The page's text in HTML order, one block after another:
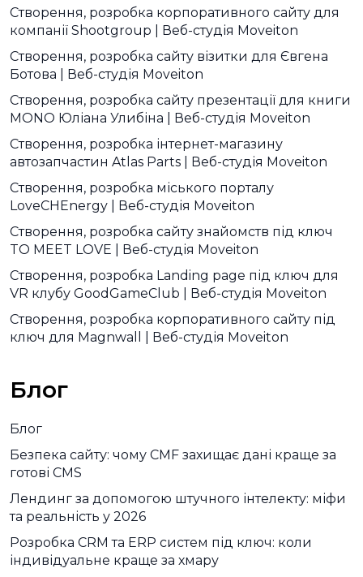
Створення, розробка корпоративного сайту для
компанії Shootgroup | Веб-студія Moveiton
Створення, розробка сайту візитки для Євгена
Ботова | Веб-студія Moveiton
Створення, розробка сайту презентації для книги
MONO Юліана Улибіна | Веб-студія Moveiton
Створення, розробка інтернет-магазину
автозапчастин Atlas Parts | Веб-студія Moveiton
Створення, розробка міського порталу
LoveCHEnergy | Веб-студія Moveiton
Створення, розробка сайту знайомств під ключ
TO MEET LOVE | Веб-студія Moveiton
Створення, розробка Landing page під ключ для
VR клубу GoodGameClub | Веб-студія Moveiton
Створення, розробка корпоративного сайту під
ключ для Magnwall | Веб-студія Moveiton
Блог
Блог
Безпека сайту: чому CMF захищає дані краще за
готові CMS
Лендинг за допомогою штучного інтелекту: міфи
та реальність у 2026
Розробка CRM та ERP систем під ключ: коли
індивідуальне краще за хмару